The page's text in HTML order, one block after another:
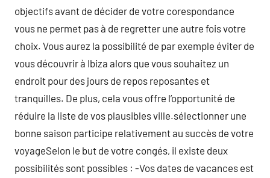
objectifs avant de décider de votre corespondance
vous ne permet pas à de regretter une autre fois votre
choix. Vous aurez la possibilité de par exemple éviter de
vous découvrir à Ibiza alors que vous souhaitez un
endroit pour des jours de repos reposantes et
tranquilles. De plus, cela vous offre l’opportunité de
réduire la liste de vos plausibles ville.sélectionner une
bonne saison participe relativement au succès de votre
voyageSelon le but de votre congés, il existe deux
possibilités sont possibles : -Vos dates de vacances est